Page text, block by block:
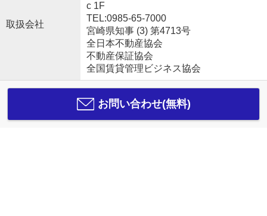
取扱会社
c 1F
TEL:0985-65-7000
宮崎県知事 (3) 第4713号
全日本不動産協会
不動産保証協会
全国賃貸管理ビジネス協会
お問い合わせ(無料)